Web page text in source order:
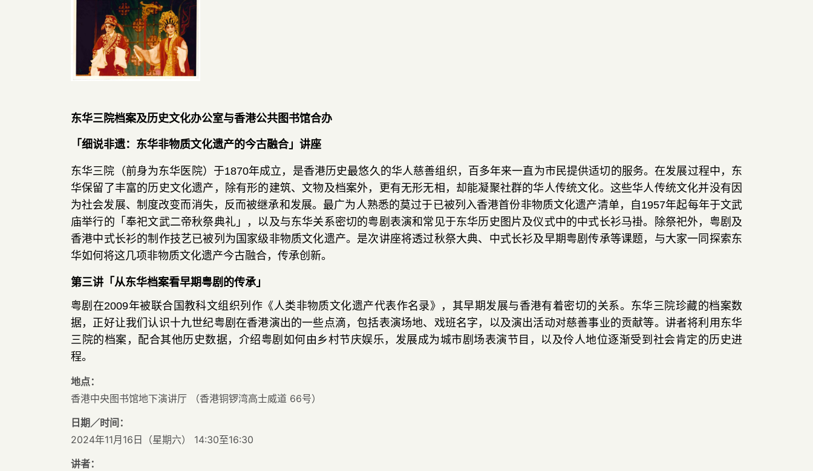
东华三院档案及历史文化办公室与香港公共图书馆合办
「 细说非遗： 东华非物质文化遗产的今古融合」 讲座
东华三院 （前身为东华医院） 于1870年成立 ， 是香港历史最悠久的华人慈善组织 ， 百多年来一直为市民提供适切的服务。在发展过程中 ， 东
华保留了丰富的历史文化遗产 ， 除有形的建筑、文物及档案外， 更有无形无相 ， 却能凝聚社群的华人传统文化。 这些华人传统文化并没有因
为社会发展、 制度改变而消失 ， 反而被继承和发展。最广为人熟悉的莫过于已被列入香港首份非物质文化遗产清单 ， 自 1957年起每年于文武
庙举行的 「奉祀文武二帝秋祭典礼 」， 以及与东华关系密切的粤剧表演和常见于东华历史图片及仪式中的中式长衫马褂。 除祭祀外， 粤剧及
香港中式长衫的制作技艺已被列为国家级非物质文化遗产。 是次讲座将透过秋祭大典、 中式长衫及早期粤剧传承等课题 ， 与大家一同探索东
华如何将这几项非物质文化遗产今古融合， 传承创新。
第三讲 「 从东华档案看早期粤剧的传承」
粤剧在2009年被联合国教科文组织列作《人类非物质文化遗产代表作名录》 ， 其早期发展与香港有着密切的关系。 东华三院珍藏的档案数
据， 正好让我们认识十九世纪粤剧在香港演出的一些点滴 ，包括表演场地、 戏班名字 ， 以及演出活动对慈善事业的贡献等。 讲者将利用东华
三院的档案 ， 配合其他历史数据， 介绍粤剧如何由乡村节庆娱乐 ， 发展成为城市剧场表演节目 ， 以及伶人地位逐渐受到社会肯定的历史进
程。
地点：
香港中央图书馆地下演讲厅 （香港铜锣湾高士威道 66号）
日期／时间：
2024年11月16日（星期六） 14:30至16:30
讲者：